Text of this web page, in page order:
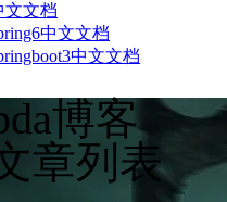
文文档
中文文档
中文文档
博客
章列表